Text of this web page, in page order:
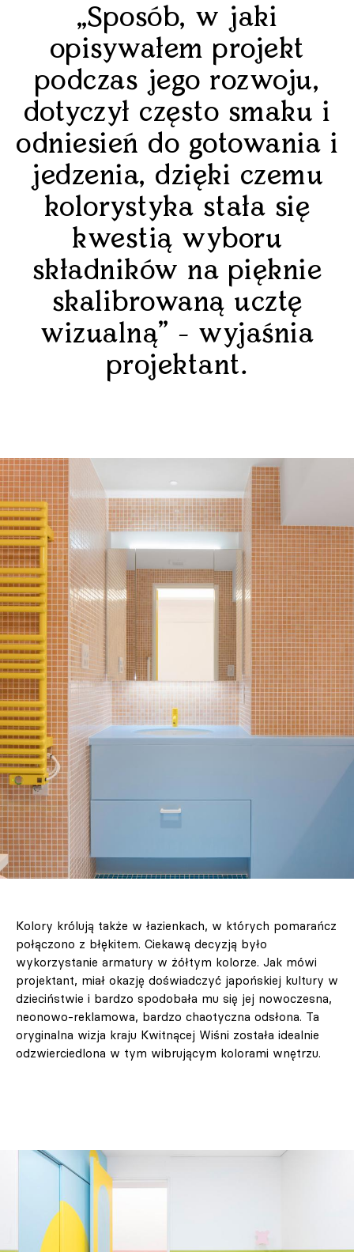
„Sposób, w jaki
opisywałem projekt
podczas jego rozwoju,
dotyczył często smaku i
odniesień do gotowania i
jedzenia, dzięki czemu
kolorystyka stała się
kwestią wyboru
składników na pięknie
skalibrowaną ucztę
wizualną” - wyjaśnia
projektant.
Kolory królują także w łazienkach, w których pomarańcz
połączono z błękitem. Ciekawą decyzją było
wykorzystanie armatury w żółtym kolorze. Jak mówi
projektant, miał okazję doświadczyć japońskiej kultury w
dzieciństwie i bardzo spodobała mu się jej nowoczesna,
neonowo-reklamowa, bardzo chaotyczna odsłona. Ta
oryginalna wizja kraju Kwitnącej Wiśni została idealnie
odzwierciedlona w tym wibrującym kolorami wnętrzu.